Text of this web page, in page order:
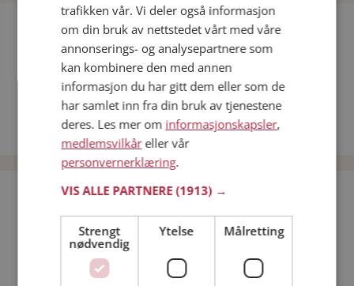
Fler single
Flere singlemenn fra Moss: Frode ,Braxton
Kvinner fra Moss
Date kvinner i Norge
Date menn i Norge
Bli medlem gratis!
Jeg er en:
trafikken vår. Vi deler også informasjon
om din bruk av nettstedet vårt med våre
annonserings- og analysepartnere som
kan kombinere den med annen
informasjon du har gitt dem eller som de
har samlet inn fra din bruk av tjenestene
deres. Les mer om informasjonskapsler,
medlemsvilkåreller vår
personvernerklæring.
VIS ALLE PARTNERE(1913) →
Strengt
nødvendig
Ytelse Målretting